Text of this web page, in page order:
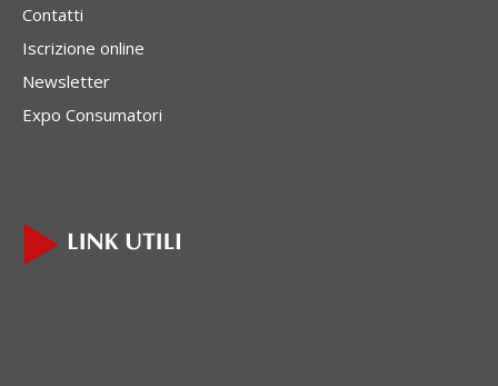
Contatti
Iscrizione online
Newsletter
Expo Consumatori